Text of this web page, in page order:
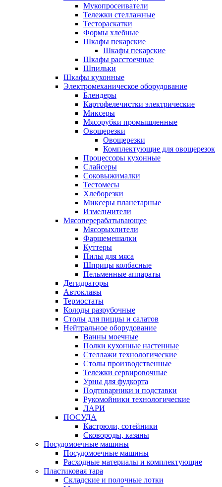
Мукопросеиватели
Тележки стеллажные
Тестораскатки
Формы хлебные
Шкафы пекарские
Шкафы пекарские
Шкафы расстоечные
Шпильки
Шкафы кухонные
Электромеханическое оборудование
Блендеры
Картофелечистки электрические
Миксеры
Мясорубки промышленные
Овощерезки
Овощерезки
Комплектующие для овощерезок
Процессоры кухонные
Слайсеры
Соковыжималки
Тестомесы
Хлеборезки
Миксеры планетарные
Измельчители
Мясоперерабатывающее
Мясорыхлители
Фаршемешалки
Куттеры
Пилы для мяса
Шприцы колбасные
Пельменные аппараты
Дегидраторы
Автоклавы
Термостаты
Колоды разрубочные
Столы для пиццы и салатов
Нейтральное оборудование
Ванны моечные
Полки кухонные настенные
Стеллажи технологические
Столы производственные
Тележки сервировочные
Урны для фудкорта
Подтоварники и подставки
Рукомойники технологические
ЛАРИ
ПОСУДА
Кастрюли, сотейники
Сковороды, казаны
Посудомоечные машины
Посудомоечные машины
Расходные материалы и комплектующие
Пластиковая тара
Складские и полочные лотки